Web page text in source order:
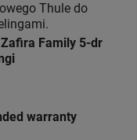
Thule do
Family 5-dr
warranty